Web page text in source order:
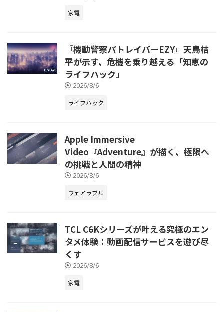
家電
『機動警察パトレイバーEZY』天鳥桔
平が示す、危機を乗り越える「知恵の
ライフハック」
2026/8/6
ライフハック
Apple Immersive
Video『Adventure』が描く、極限へ
の挑戦と人間の精神
2026/8/6
ウェアラブル
TCL C6Kシリーズが叶える究極のエン
タメ体験：動画配信サービスを遊び尽
くす
2026/8/6
家電